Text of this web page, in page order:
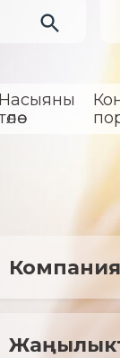
Насыяны
Компания